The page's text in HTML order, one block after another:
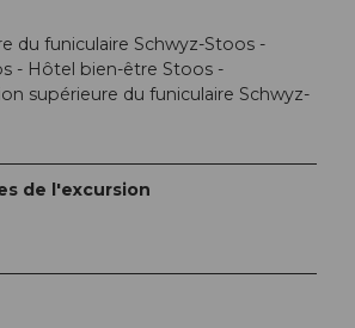
du funiculaire Schwyz-Stoos -
- Hôtel bien-être Stoos -
supérieure du funiculaire Schwyz-
de l'excursion